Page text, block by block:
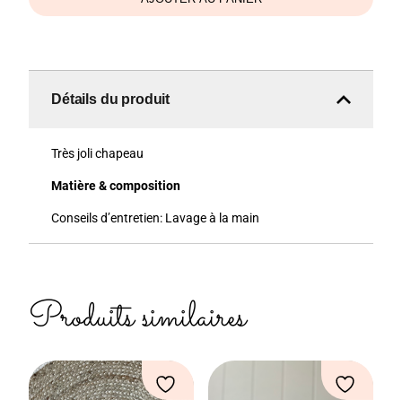
Détails du produit
Très joli chapeau
Matière & composition
Conseils d’entretien: Lavage à la main
Produits similaires